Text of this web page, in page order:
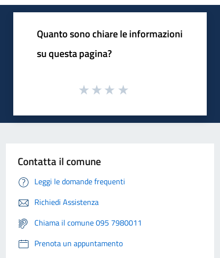
Quanto sono chiare le informazioni
su questa pagina?
Contatta il comune
Leggi le domande frequenti
Richiedi Assistenza
Chiama il comune 095 7980011
Prenota un appuntamento